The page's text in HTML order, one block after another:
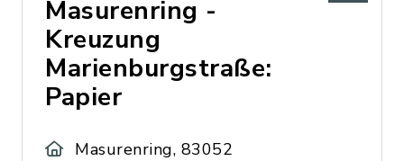
Masurenring -
Kreuzung
Marienburgstraße:
Papier
Masurenring, 83052